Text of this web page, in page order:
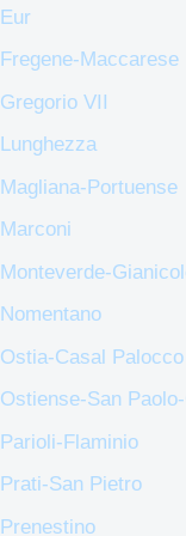
Eur
Fregene-Maccarese
Gregorio VII
Lunghezza
Magliana-Portuense
Marconi
Monteverde-
Nomentano
Ostia-Casal Palocco
Ostiense-San
Parioli-Flaminio
Prati-San Pietro
Prenestino